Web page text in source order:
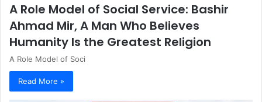
A Role Model of Social Service: Bashir
Ahmad Mir, A Man Who Believes
Humanity Is the Greatest Religion
A Role Model of Soci
Read More »